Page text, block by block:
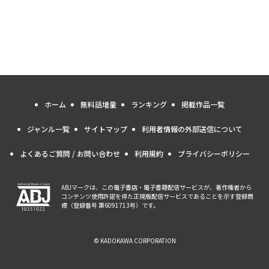
ホーム 無料話増量 ランキング 掲載作品一覧
ジャンル一覧 サイトマップ 利用者情報の外部送信について
よくあるご質問 / お問い合わせ 利用規約 プライバシーポリシー
ABJマークは、この電子書店・電子書籍配信サービスが、著作権者から
コンテンツ使用許諾を得た正規版配信サービスであることを示す登録商
標（登録番号 第6091713号）です。
© KADOKAWA CORPORATION